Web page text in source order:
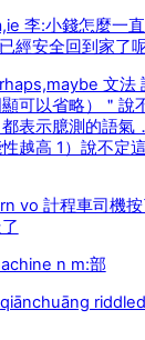
李:小錢怎麼一
經安全回到家了
文法
可以省略）＂說
表示臆測的語氣
越高 1）說不定
vo 計程車司機
n m:部